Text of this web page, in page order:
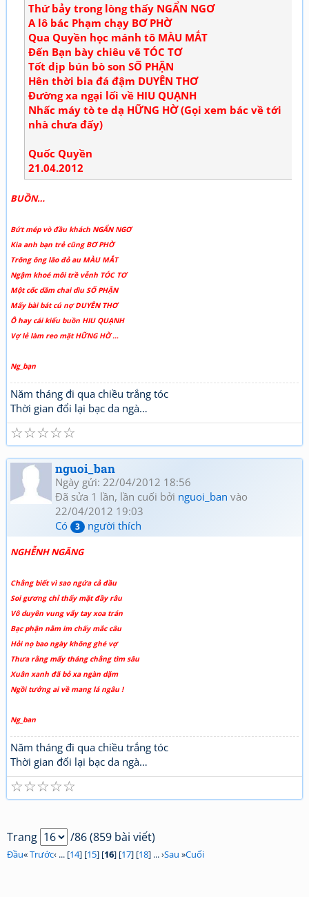
Thứ bảy trong lòng thấy NGẨN NGƠ
A lô bác Phạm chạy BƠ PHỜ
Qua Quyền học mánh tô MÀU MẮT
Đến Bạn bày chiêu vẽ TÓC TƠ
Tốt dịp bún bò son SỐ PHẬN
Hên thời bia đá đậm DUYÊN THƠ
Đường xa ngại lối về HIU QUẠNH
Nhấc máy tò te dạ HỮNG HỜ (Gọi xem bác về tới
nhà chưa đấy)
Quốc Quyền
21.04.2012
BUỒN…
Bứt mép vò đầu khách NGẨN NGƠ
Kia anh bạn trẻ cũng BƠ PHỜ
Trông ông lão đỏ au MÀU MẮT
Ngậm khoé môi trề vễnh TÓC TƠ
Một cốc dăm chai dìu SỐ PHẬN
Mấy bài bát cú nợ DUYÊN THƠ
Ô hay cái kiểu buồn HIU QUẠNH
Vợ lẻ làm reo mặt HỮNG HỜ …
Ng_bạn
Năm tháng đi qua chiều trắng tóc
Thời gian đổi lại bạc da ngà…
☆
☆
☆
☆
☆
nguoi_ban
Ngày gửi: 22/04/2012 18:56
Đã sửa 1 lần, lần cuối bởi nguoi_ban vào
22/04/2012 19:03
Có
3 người thích
NGHỄNH NGÃNG
Chẳng biết vì sao ngứa cả đầu
Soi gương chỉ thấy mặt đầy râu
Vô duyên vung vẩy tay xoa trán
Bạc phận nằm im chấy mắc câu
Hỏi nọ bao ngày không ghé vợ
Thưa rằng mấy tháng chẳng tìm sâu
Xuân xanh đã bỏ xa ngàn dặm
Ngồi tưởng ai về mang lá ngâu !
Ng_ban
Năm tháng đi qua chiều trắng tóc
Thời gian đổi lại bạc da ngà…
☆
☆
☆
☆
☆
Trang /86 (859 bài viết)
Đầu«Trước‹ ... [14] [15] [16] [17] [18] ... ›Sau »Cuối